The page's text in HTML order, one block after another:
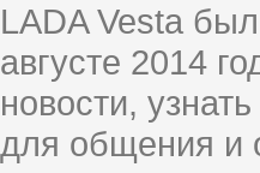
LADA Vesta
августе 2014
новости,
для общения и